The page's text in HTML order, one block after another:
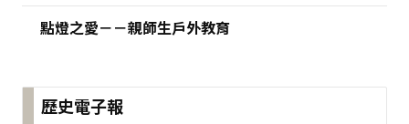
點燈之愛－－親師生戶外教育
歷史電子報